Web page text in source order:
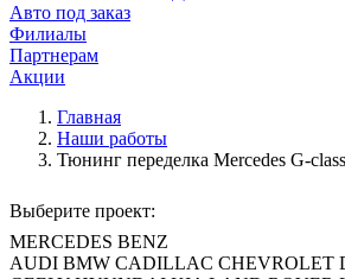
Авто под заказ
Филиалы
Партнерам
Акции
Главная
Наши работы
Тюнинг переделка Mercedes G-
Выберите проект:
MERCEDES BENZ
AUDI BMW CADILLAC CHEVROLET